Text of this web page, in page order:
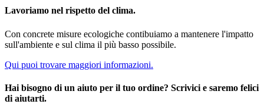
Lavoriamo nel rispetto del clima.
Con concrete misure ecologiche contibuiamo a mantenere l'impatto
sull'ambiente e sul clima il più basso possibile.
Qui puoi trovare maggiori informazioni.
Hai bisogno di un aiuto per il tuo ordine? Scrivici e saremo felici
di aiutarti.